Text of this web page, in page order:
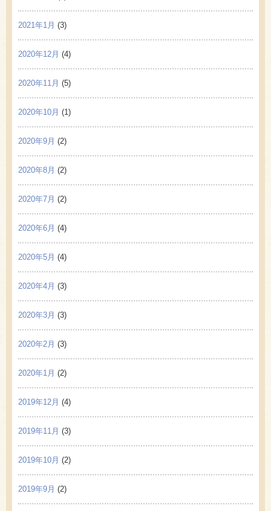
2021年1月 (3)
2020年12月 (4)
2020年11月 (5)
2020年10月 (1)
2020年9月 (2)
2020年8月 (2)
2020年7月 (2)
2020年6月 (4)
2020年5月 (4)
2020年4月 (3)
2020年3月 (3)
2020年2月 (3)
2020年1月 (2)
2019年12月 (4)
2019年11月 (3)
2019年10月 (2)
2019年9月 (2)